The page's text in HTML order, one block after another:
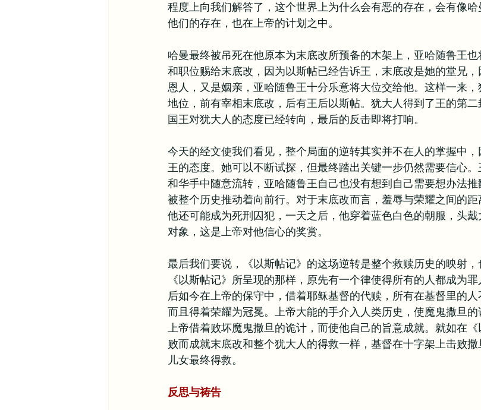
程度上向我们解答了，这个世界上为什么会有恶的存在，会有像
他们的存在，也在上帝的计划之中。
哈曼最终被吊死在他原本为末底改所预备的木架上，亚哈随鲁王
和职位赐给末底改，因为以斯帖已经告诉王，末底改是她的堂兄
恩人，又是姻亲，亚哈随鲁王十分乐意将大位交给他。这样一来
地位，前有宰相末底改，后有王后以斯帖。犹大人得到了王的第
国王对犹大人的态度已经转向，最后的反击即将打响。
今天的经文使我们看见，整个局面的逆转其实并不在人的掌握中
王的态度。她可以不断试探，但最终踏出关键一步仍然需要信心
和华手中随意流转，亚哈随鲁王自己也没有想到自己需要想办法
被整个历史推动着向前行。对于末底改而言，羞辱与荣耀之间的
他还可能成为死刑囚犯，一天之后，他穿着蓝色白色的朝服，头
对象，这是上帝对他信心的奖赏。
最后我们要说，《以斯帖记》的这场逆转是整个救赎历史的映射
《以斯帖记》所呈现的那样，原先有一个律使得所有的人都成为
后如今在上帝的保守中，借着耶稣基督的代赎，所有在基督里的人
而且得着荣耀为冠冕。上帝大能的手介入人类历史，使魔鬼撒旦的
上帝借着败坏魔鬼撒旦的诡计，而使他自己的旨意成就。就如在
败而成就末底改和整个犹大人的得救一样，基督在十字架上击败
儿女最终得救。
反思与祷告